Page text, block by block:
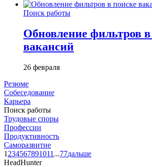
Поиск работы
Обновление фильтров в
вакансий
26 февраля
Резюме
Собеседование
Карьера
Поиск работы
Трудовые споры
Профессии
Продуктивность
Саморазвитие
1 234567891011 ...77дальше
HeadHunter